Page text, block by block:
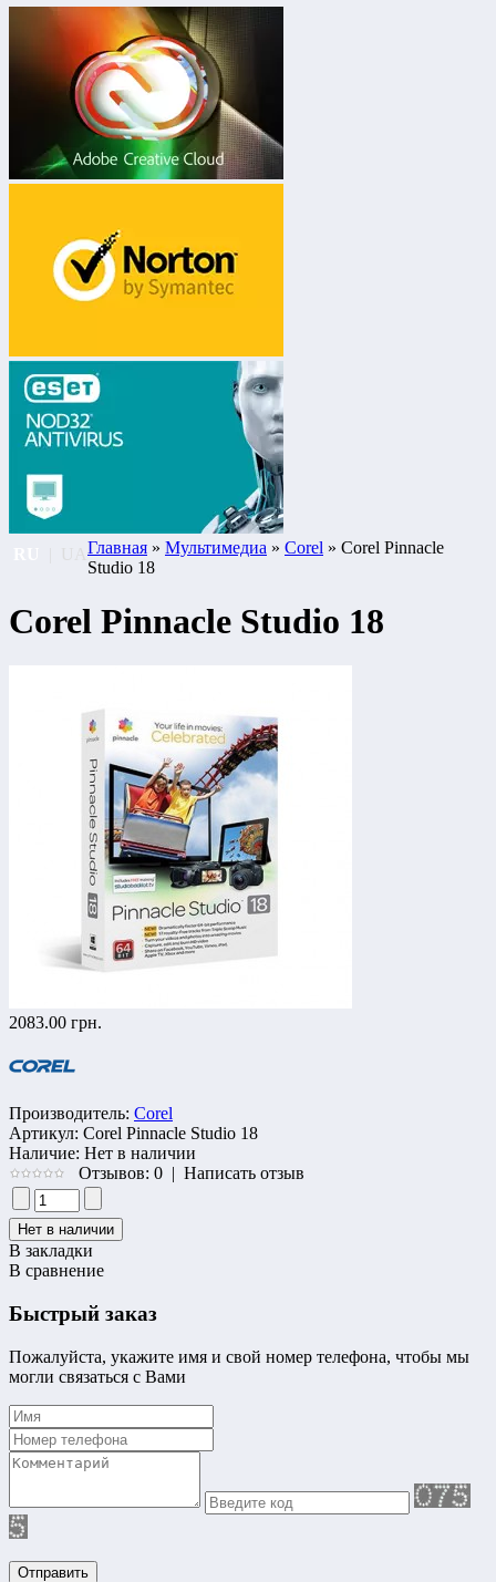
Главная » Мультимедиа » Corel » Corel Pinnacle
Studio 18
Corel Pinnacle Studio 18
2083.00 грн.
Производитель: Corel
Артикул: Corel Pinnacle Studio 18
Наличие: Нет в наличии
Отзывов: 0 | Написать отзыв
В закладки
В сравнение
Быстрый заказ
Пожалуйста, укажите имя и свой номер телефона, чтобы мы
могли связаться с Вами
Отправить